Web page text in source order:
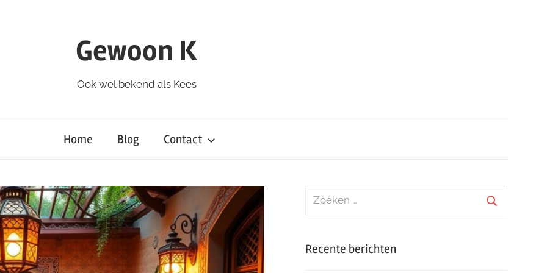
Gewoon K
Ook wel bekend als Kees
Home Blog Contact
Zoeken
Recente berichten